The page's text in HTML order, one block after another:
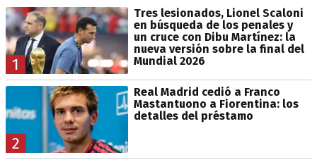
1
Tres lesionados, Lionel Scaloni
en búsqueda de los penales y
un cruce con Dibu Martínez: la
nueva versión sobre la final del
Mundial 2026
2
Real Madrid cedió a Franco
Mastantuono a Fiorentina: los
detalles del préstamo